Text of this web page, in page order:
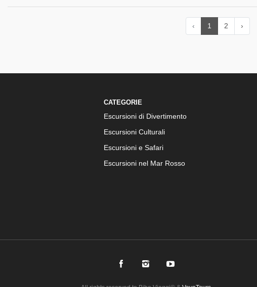
‹ 1 2 ›
CATEGORIE
Escursioni di Divertimento
Escursioni Culturali
Escursioni e Safari
Escursioni nel Mar Rosso